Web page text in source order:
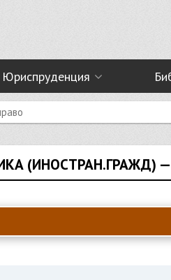
Юриспруденция
(ИНОСТРАН.ГРАЖД)